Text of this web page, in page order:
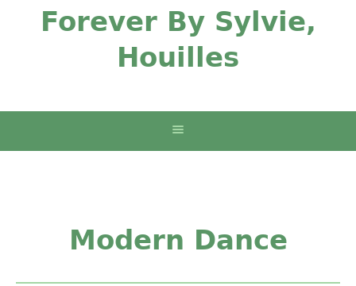
Forever By Sylvie,
Houilles
Modern Dance